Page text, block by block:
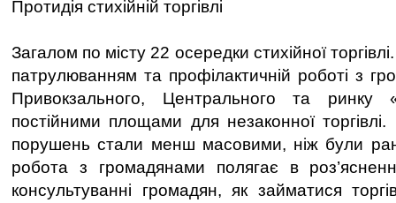
Протидія стихійній торгівлі
Загалом по місту 22 осередки стихійної
патрулюванням та профілактичній роботі з
Привокзального, Центрального та
постійними площами для незаконної торгівлі.
порушень стали менш масовими, ніж були
робота з громадянами полягає в
консультуванні громадян, як займатися